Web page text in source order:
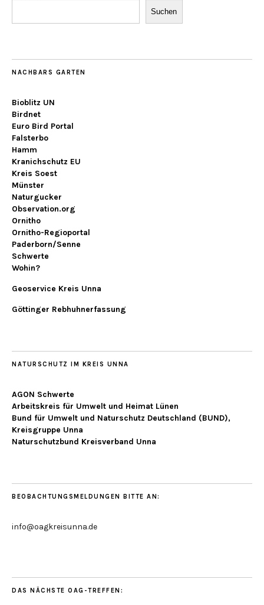
Suchen
NACHBARS GARTEN
Bioblitz UN
Birdnet
Euro Bird Portal
Falsterbo
Hamm
Kranichschutz EU
Kreis Soest
Münster
Naturgucker
Observation.org
Ornitho
Ornitho-Regioportal
Paderborn/Senne
Schwerte
Wohin?
Geoservice Kreis Unna
Göttinger Rebhuhnerfassung
NATURSCHUTZ IM KREIS UNNA
AGON Schwerte
Arbeitskreis für Umwelt und Heimat Lünen
Bund für Umwelt und Naturschutz Deutschland (BUND),
Kreisgruppe Unna
Naturschutzbund Kreisverband Unna
BEOBACHTUNGSMELDUNGEN BITTE AN:
info@oagkreisunna.de
DAS NÄCHSTE OAG-TREFFEN: